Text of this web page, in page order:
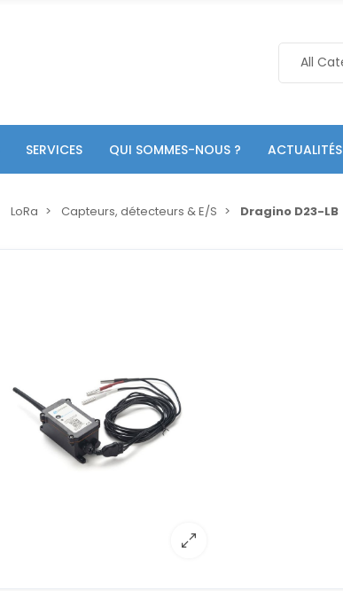
SERVICES QUI SOMMES-NOUS ? ACTUALITÉS
LoRa Capteurs, détecteurs & E/S Dragino D23-LB